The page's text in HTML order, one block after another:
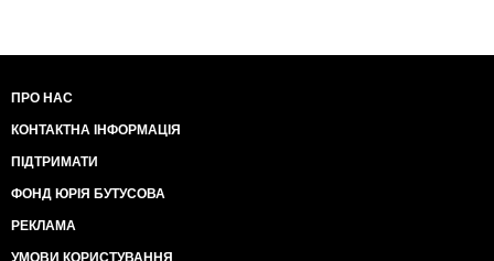
ПРО НАС
КОНТАКТНА ІНФОРМАЦІЯ
ПІДТРИМАТИ
ФОНД ЮРІЯ БУТУСОВА
РЕКЛАМА
УМОВИ КОРИСТУВАННЯ